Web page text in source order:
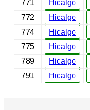
771
Hidalgo
772
Hidalgo
774
Hidalgo
775
Hidalgo
789
Hidalgo
791
Hidalgo